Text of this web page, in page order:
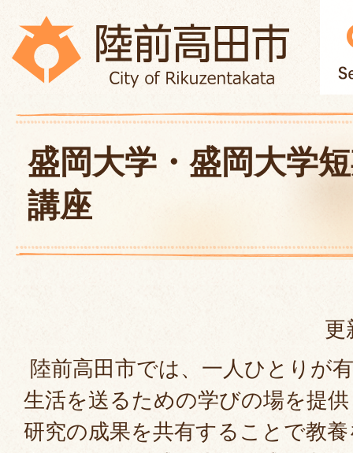
盛岡大学・盛岡大学
講座
更
陸前高田市では、一人ひとりが
生活を送るための学びの場を提
研究の成果を共有することで教